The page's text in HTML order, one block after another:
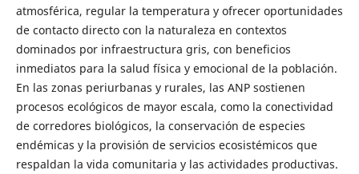
atmosférica, regular la temperatura y ofrecer oportunidades
de contacto directo con la naturaleza en contextos
dominados por infraestructura gris, con beneficios
inmediatos para la salud física y emocional de la población.
En las zonas periurbanas y rurales, las ANP sostienen
procesos ecológicos de mayor escala, como la conectividad
de corredores biológicos, la conservación de especies
endémicas y la provisión de servicios ecosistémicos que
respaldan la vida comunitaria y las actividades productivas.